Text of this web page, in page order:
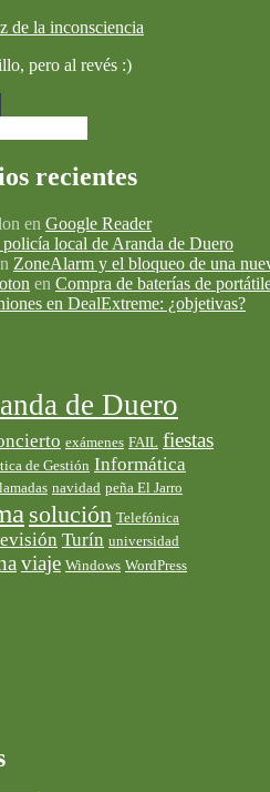
la inconsciencia
pero al revés :)
recientes
en Google Reader
local de Aranda de Duero
ZoneAlarm y el bloqueo de una
en Compra de baterías de
en DealExtreme: ¿objetivas?
de Duero
exámenes FAIL fiestas
de Gestión Informática
navidad peña El Jarro
solución Telefónica
Turín universidad
viaje Windows WordPress